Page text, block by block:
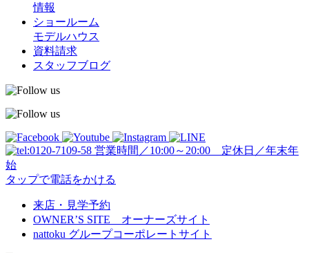
情報
ショールーム
モデルハウス
資料請求
スタッフブログ
営業時間／10:00～20:00 定休日／年末年
始
タップで電話をかける
来店・見学予約
OWNER’S SITE オーナーズサイト
nattoku グループコーポレートサイト